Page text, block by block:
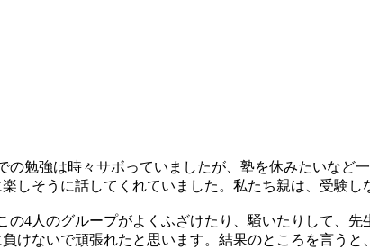
の勉強は時々サボっていましたが、塾を休みたいな
しそうに話してくれていました。私たち親は、受験
の4人のグループがよくふざけたり、騒いたりして、
けないで頑張れたと思います。結果のところを言う